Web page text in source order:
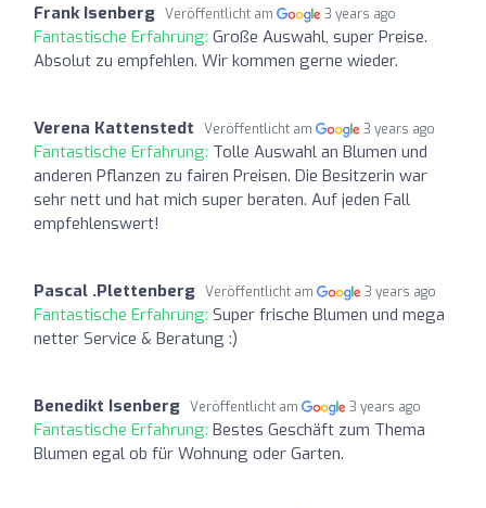
Frank Isenberg Veröffentlicht am 3 years ago
Fantastische Erfahrung: Große Auswahl, super Preise.
Absolut zu empfehlen. Wir kommen gerne wieder.
Verena Kattenstedt Veröffentlicht am 3 years ago
Fantastische Erfahrung: Tolle Auswahl an Blumen und
anderen Pflanzen zu fairen Preisen. Die Besitzerin war
sehr nett und hat mich super beraten. Auf jeden Fall
empfehlenswert!
Pascal .Plettenberg Veröffentlicht am 3 years ago
Fantastische Erfahrung: Super frische Blumen und mega
netter Service & Beratung :)
Benedikt Isenberg Veröffentlicht am 3 years ago
Fantastische Erfahrung: Bestes Geschäft zum Thema
Blumen egal ob für Wohnung oder Garten.